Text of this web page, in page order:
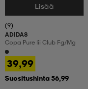
Valitse Koko
Lisää
(9)
ADIDAS
Copa Pure Iii Club Fg/mg
39,99
Suositushinta 56,99